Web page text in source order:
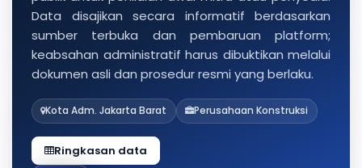
Data disajikan secara informatif berdasarkan
sumber terbuka dan pembaruan platform;
keabsahan administratif harus dibuktikan melalui
dokumen asli dan prosedur resmi yang berlaku.
Kota Adm. Jakarta Barat Perusahaan Konstruksi
Ringkasan data